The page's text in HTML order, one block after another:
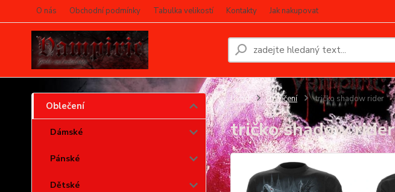
O nás Obchodní podmínky Tabulka velikostí Kontakty Jak nakupovat
Oblečení
Dámské
Pánské
Dětské
Úvod Oblečení tričko shadow rider
tričko shadow rider